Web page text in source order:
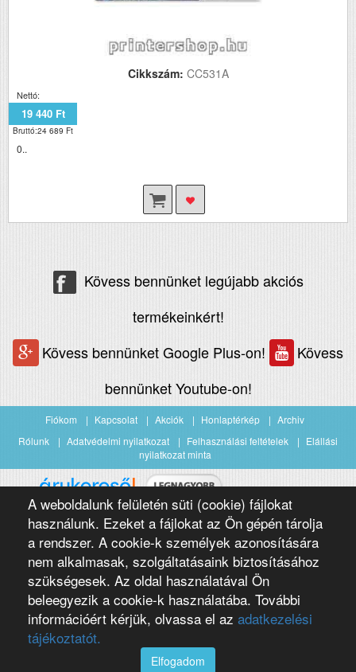
Cikkszám: CC531A
Nettó:
19 440 Ft
Bruttó:24 689 Ft
0..
A weboldalunk felületén süti (cookie) fájlokat
használunk. Ezeket a fájlokat az Ön gépén tárolja
a rendszer. A cookie-k személyek azonosítására
nem alkalmasak, szolgáltatásaink biztosításához
szükségesek. Az oldal használatával Ön
beleegyezik a cookie-k használatába. További
információért kérjük, olvassa el az adatkezelési
tájékoztatót.
Elfogadom
Kövess bennünket legújabb akciós
termékeinkért!
Kövess bennünket Google Plus-on!
Kövess
bennünket Youtube-on!
Fiókom Kapcsolat Akciók Honlaptérkép
Archiv
Rólunk
Adatvédelmi nyilatkozat Felhasználási feltételek
Elállási
nyilatkozat minta
Copyright 2016 Négypólus Kft